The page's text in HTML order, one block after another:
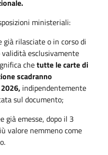
ministeriali:
già rilasciate o in corso di
esclusivamente
chetutte le carte di
scadranno
indipendentemente
sul documento;
già emesse, dopo il 3
valore nemmeno come